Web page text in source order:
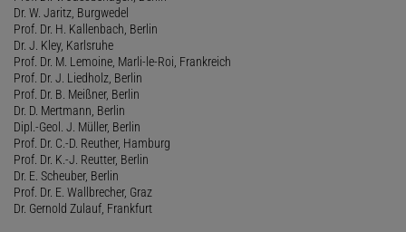
Dr. W. Jaritz, Burgwedel
Prof. Dr. H. Kallenbach, Berlin
Dr. J. Kley, Karlsruhe
Prof. Dr. M. Lemoine, Marli-le-Roi, Frankreich
Prof. Dr. J. Liedholz, Berlin
Prof. Dr. B. Meißner, Berlin
Dr. D. Mertmann, Berlin
Dipl.-Geol. J. Müller, Berlin
Prof. Dr. C.-D. Reuther, Hamburg
Prof. Dr. K.-J. Reutter, Berlin
Dr. E. Scheuber, Berlin
Prof. Dr. E. Wallbrecher, Graz
Dr. Gernold Zulauf, Frankfurt